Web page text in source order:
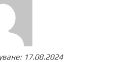
17.08.2024